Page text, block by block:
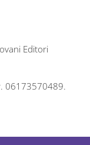
Editori
06173570489.